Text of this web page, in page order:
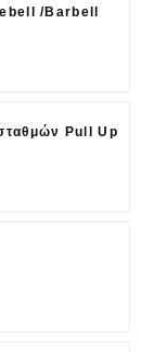
/Barbell
Pull Up